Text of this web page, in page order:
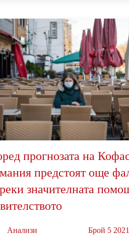
прогнозата на
предстоят още
значителната
Анализи Брой 5 2021